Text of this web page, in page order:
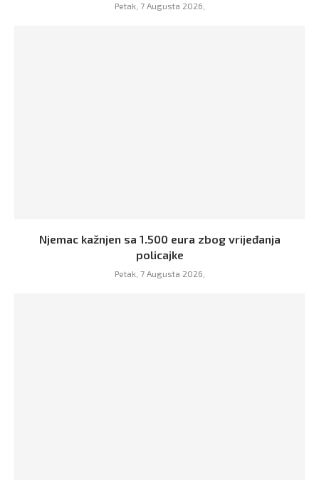
Petak, 7 Augusta 2026,
Njemac kažnjen sa 1.500 eura zbog vrijeđanja
policajke
Petak, 7 Augusta 2026,